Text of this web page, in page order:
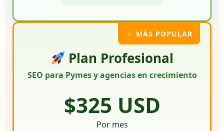
MÁS POPULAR
Plan Profesional
SEO para Pymes y agencias en crecimiento
$325 USD
Por mes